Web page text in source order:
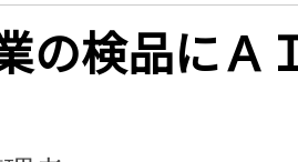
の検品にＡ